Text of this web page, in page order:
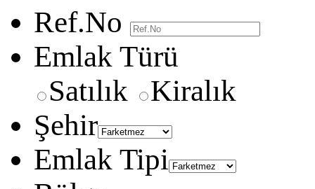
Ref.No
Emlak Türü
Satılık
Kiralık
Şehir
Emlak Tipi